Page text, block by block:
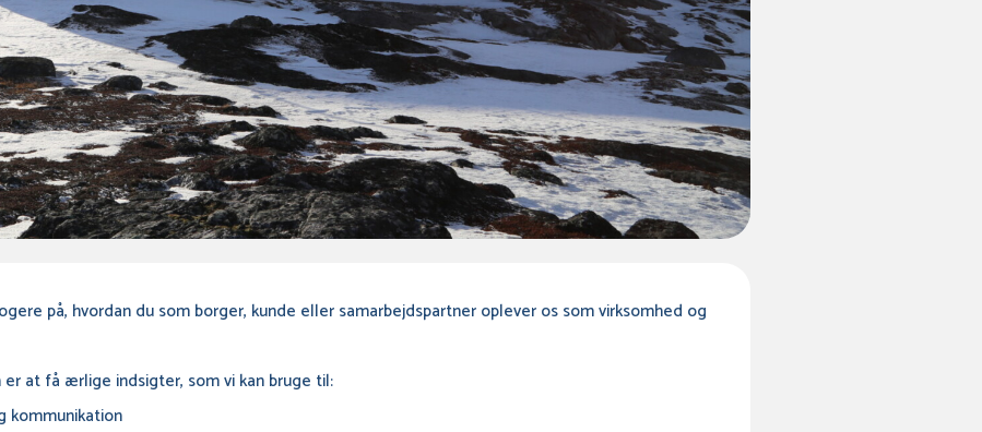
på, hvordan du som borger, kunde eller samarbejdspartner oplever os som virksomhed og
at få ærlige indsigter, som vi kan bruge til:
kommunikation